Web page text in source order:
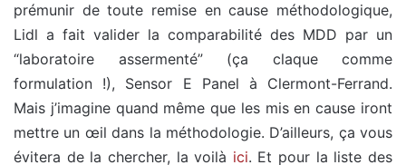
prémunir de toute remise en cause méthodologique,
Lidl a fait valider la comparabilité des MDD par un
“laboratoire assermenté” (ça claque comme
formulation !), Sensor E Panel à Clermont-Ferrand.
Mais j’imagine quand même que les mis en cause iront
mettre un œil dans la méthodologie. D’ailleurs, ça vous
évitera de la chercher, la voilà ici. Et pour la liste des